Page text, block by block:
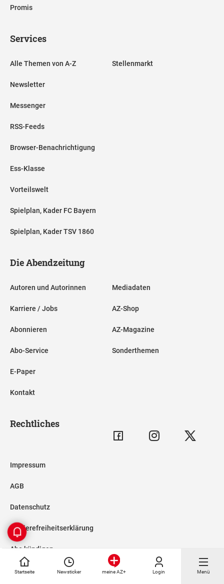
Startseite Newsticker meine AZ+ Login Menü
Promis
Services
Alle Themen von A-Z
Newsletter
Messenger
RSS-Feeds
Browser-Benachrichtigung
Ess-Klasse
Vorteilswelt
Spielplan, Kader FC Bayern
Spielplan, Kader TSV 1860
Stellenmarkt
Die Abendzeitung
Autoren und Autorinnen
Karriere / Jobs
Abonnieren
Abo-Service
E-Paper
Kontakt
Mediadaten
AZ-Shop
AZ-Magazine
Sonderthemen
Rechtliches
Impressum
AGB
Datenschutz
Barrierefreiheitserklärung
Abo kündigen
Datenschutzeinstellungen